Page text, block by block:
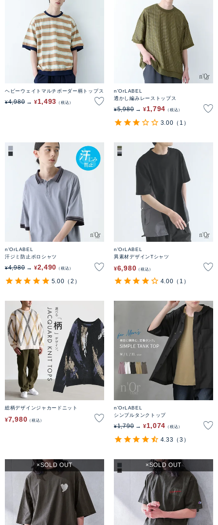
ヘビーウェイトマルチボーダー柄トップス
¥4,980 ¥1,493 税込
n'OrLABEL
透かし編みレーストップス
¥5,980 ¥1,794 税込
3.00 （1）
n'OrLABEL
汗ジミ防止ポロシャツ
¥4,980 ¥2,490 税込
5.00 （2）
n'OrLABEL
異素材デザインTシャツ
¥6,980 税込
4.00 （1）
総柄デザインジャカードニット
¥7,980 税込
n'OrLABEL
シンプルタンクトップ
¥1,790 ¥1,074 税込
4.33 （3）
SOLD OUT SOLD OUT